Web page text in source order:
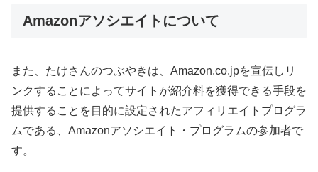
Amazonアソシエイトについて
また、たけさんのつぶやきは、Amazon.co.jpを宣伝しリ
ンクすることによってサイトが紹介料を獲得できる手段を
提供することを目的に設定されたアフィリエイトプログラ
ムである、Amazonアソシエイト・プログラムの参加者で
す。